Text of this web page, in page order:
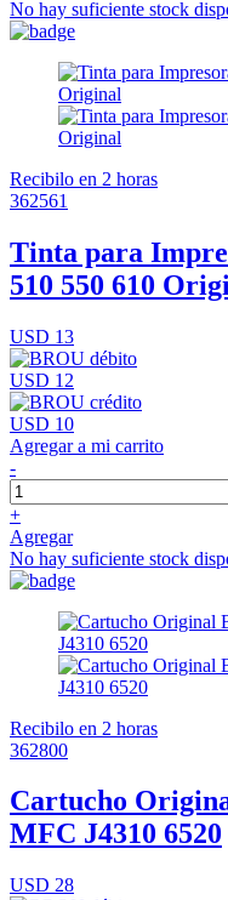
No hay suficiente stock
Recibilo en 2 horas
362561
Tinta para
510 550 610
USD 13
USD 12
USD 10
Agregar a mi carrito
-
+
Agregar
No hay suficiente stock
Recibilo en 2 horas
362800
Cartucho
MFC J4310 6520
USD 28